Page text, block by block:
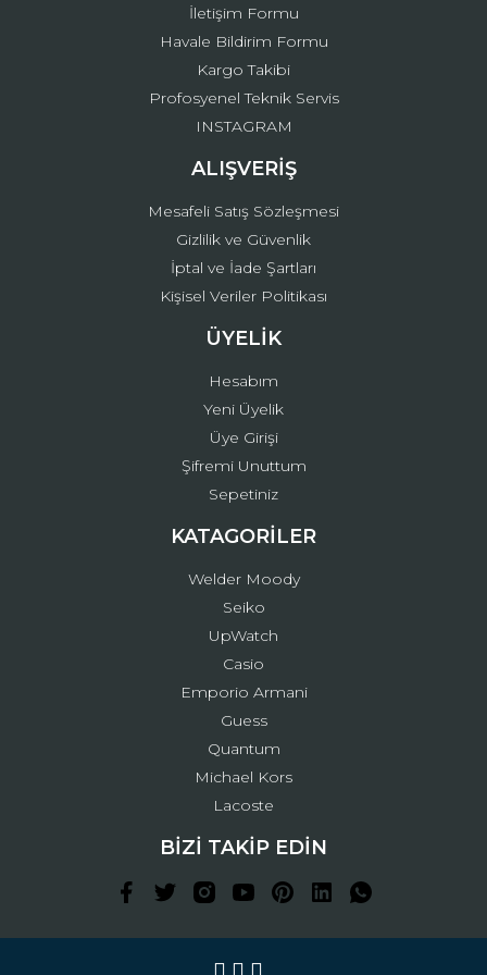
Gönder
İletişim Formu
Havale Bildirim Formu
Kargo Takibi
Profosyenel Teknik Servis
INSTAGRAM
ALIŞVERİŞ
Mesafeli Satış Sözleşmesi
Gizlilik ve Güvenlik
İptal ve İade Şartları
Kişisel Veriler Politikası
ÜYELİK
Hesabım
Yeni Üyelik
Üye Girişi
Şifremi Unuttum
Sepetiniz
KATAGORİLER
Welder Moody
Seiko
UpWatch
Casio
Emporio Armani
Guess
Quantum
Michael Kors
Lacoste
BİZİ TAKİP EDİN